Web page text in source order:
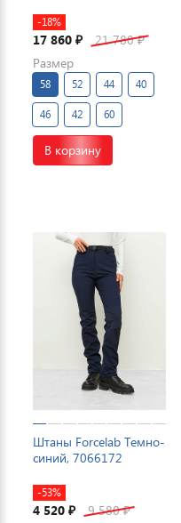
-18%
17 860 ₽ 21 780₽
Размер
58 52 44 40
46 42 60
В корзину
Штаны Forcelab Темно-
синий, 7066172
-53%
4 520 ₽ 9 580₽